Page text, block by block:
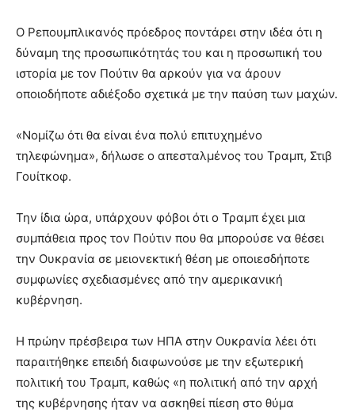
Ο Ρεπουμπλικανός πρόεδρος ποντάρει στην ιδέα ότι η
δύναμη της προσωπικότητάς του και η προσωπική του
ιστορία με τον Πούτιν θα αρκούν για να άρουν
οποιοδήποτε αδιέξοδο σχετικά με την παύση των μαχών.
«Νομίζω ότι θα είναι ένα πολύ επιτυχημένο
τηλεφώνημα», δήλωσε ο απεσταλμένος του Τραμπ, Στιβ
Γουίτκοφ.
Την ίδια ώρα, υπάρχουν φόβοι ότι ο Τραμπ έχει μια
συμπάθεια προς τον Πούτιν που θα μπορούσε να θέσει
την Ουκρανία σε μειονεκτική θέση με οποιεσδήποτε
συμφωνίες σχεδιασμένες από την αμερικανική
κυβέρνηση.
Η πρώην πρέσβειρα των ΗΠΑ στην Ουκρανία λέει ότι
παραιτήθηκε επειδή διαφωνούσε με την εξωτερική
πολιτική του Τραμπ, καθώς «η πολιτική από την αρχή
της κυβέρνησης ήταν να ασκηθεί πίεση στο θύμα